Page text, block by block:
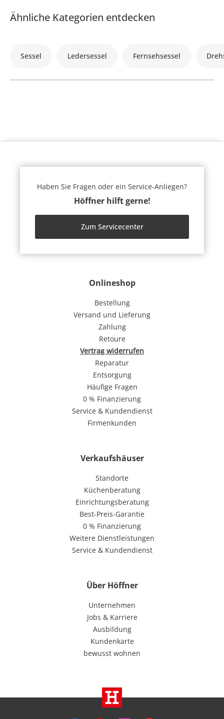
Ähnliche Kategorien entdecken
Sessel Ledersessel Fernsehsessel
Onlineshop
Bestellung
Versand und Lieferung
Zahlung
Retoure
Vertrag widerrufen
Reparatur
Entsorgung
Häufige Fragen
0 % Finanzierung
Service & Kundendienst
Firmenkunden
Verkaufshäuser
Standorte
Küchenberatung
Einrichtungsberatung
Best-Preis-Garantie
0 % Finanzierung
Weitere Dienstleistungen
Service & Kundendienst
Über Höffner
Unternehmen
Jobs & Karriere
Ausbildung
Kundenkarte
bewusst wohnen
Haben Sie Fragen oder ein Service-Anliegen?
Höffner hilft gerne!
Zum Servicecenter